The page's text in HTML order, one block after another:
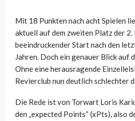
Mit 18 Punkten nach acht Spielen
aktuell auf dem zweiten Platz der 2.
beeindruckender Start nach den
Jahren. Doch ein genauer Blick auf
Ohne eine herausragende
Revierclub nun deutlich schlechter
Die Rede ist von Torwart Loris
den „expected Points“ (xPts), also